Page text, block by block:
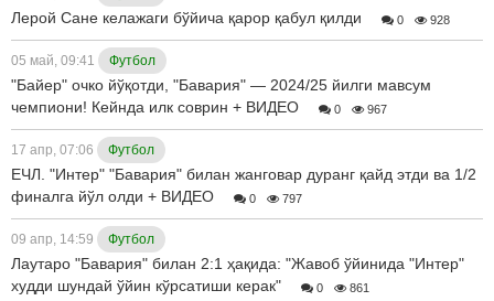
Лерой Сане келажаги бўйича қарор қабул қилди 0 928
05 май, 09:41 Футбол
"Байер" очко йўқотди, "Бавария" — 2024/25 йилги мавсум
чемпиони! Кейнда илк соврин + ВИДЕО
0 967
17 апр, 07:06 Футбол
ЕЧЛ. "Интер" "Бавария" билан жанговар дуранг қайд этди ва 1/2
финалга йўл олди + ВИДЕО
0 797
09 апр, 14:59 Футбол
Лаутаро "Бавария" билан 2:1 ҳақида: "Жавоб ўйинида "Интер"
худди шундай ўйин кўрсатиши керак"
0 861